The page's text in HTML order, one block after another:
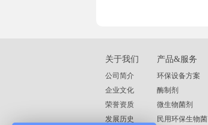
关于我们
公司简介
企业文化
荣誉资质
发展历史
产品&服务
环保设备方案
酶制剂
微生物菌剂
民用环保生物菌